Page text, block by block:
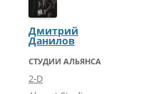
Дмитрий
Данилов
СТУДИИ АЛЬЯНСА
2-D